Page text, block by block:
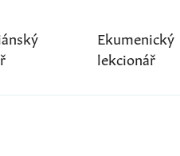
Ekumenický
lekcionář